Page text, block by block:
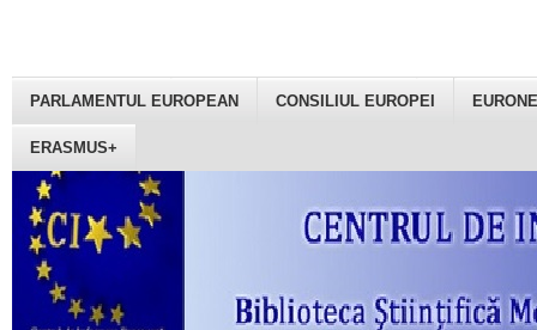
PARLAMENTUL EUROPEAN CONSILIUL EUROPEI
ERASMUS+